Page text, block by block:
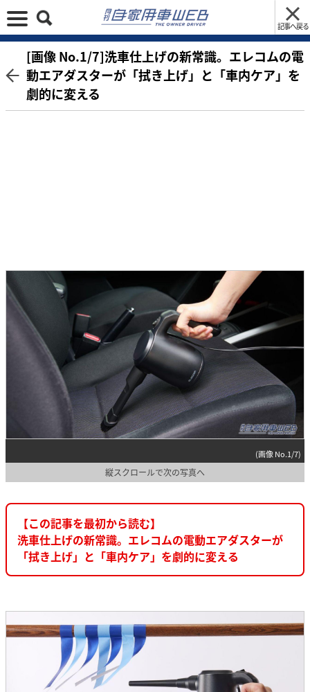
記事へ戻る
[画像 No.1/7]洗車仕上げの新常識。エレコムの電
動エアダスターが「拭き上げ」と「車内ケア」を
劇的に変える
(画像 No.1/7)
縦スクロールで次の写真へ
【この記事を最初から読む】
洗車仕上げの新常識。エレコムの電動エアダスターが
「拭き上げ」と「車内ケア」を劇的に変える